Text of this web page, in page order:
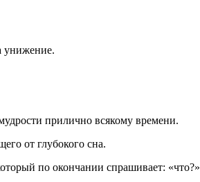
унижение.
прилично всякому времени.
от глубокого сна.
по окончании спрашивает: «что?»